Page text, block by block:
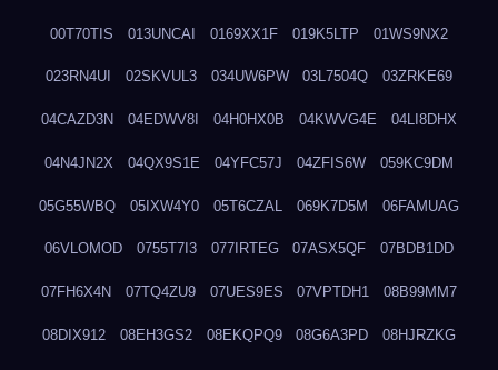
00T70TIS 013UNCAI 0169XX1F 019K5LTP 01WS9NX2
023RN4UI 02SKVUL3 034UW6PW 03L7504Q 03ZRKE69
04CAZD3N 04EDWV8I 04H0HX0B 04KWVG4E 04LI8DHX
04N4JN2X 04QX9S1E 04YFC57J 04ZFIS6W 059KC9DM
05G55WBQ 05IXW4Y0 05T6CZAL 069K7D5M 06FAMUAG
06VLOMOD 0755T7I3 077IRTEG 07ASX5QF 07BDB1DD
07FH6X4N 07TQ4ZU9 07UES9ES 07VPTDH1 08B99MM7
08DIX912 08EH3GS2 08EKQPQ9 08G6A3PD 08HJRZKG